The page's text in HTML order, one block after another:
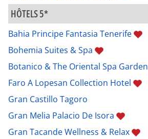
HÔTELS 5*
Bahia Principe Fantasia Tenerife
Bohemia Suites & Spa
Botanico & The Oriental Spa Garden
Faro A Lopesan Collection Hotel
Gran Castillo Tagoro
Gran Melia Palacio De Isora
Gran Tacande Wellness & Relax